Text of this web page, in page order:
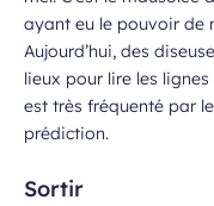
ayant eu le pouvoir de
Aujourd’hui, des
lieux pour lire les
est très fréquenté par
prédiction.
Sortir